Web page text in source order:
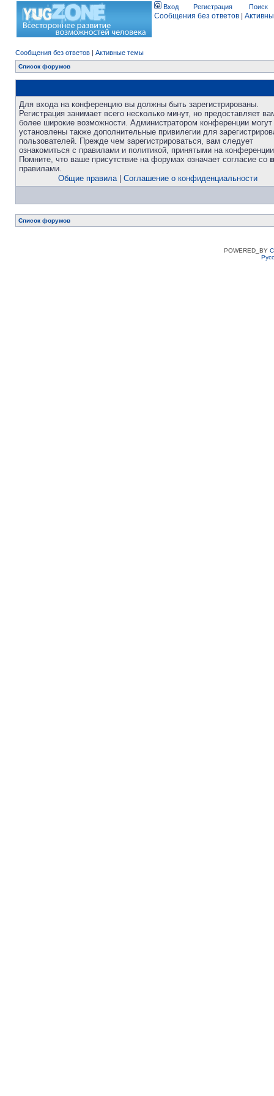
Вход Регистрация Поиск
Сообщения без ответов
Сообщения без ответов | Активные темы
Список форумов
Для входа на конференцию вы должны быть зарегистрированы.
Регистрация занимает всего несколько минут, но предоставляет
более широкие возможности. Администратором конференции
установлены также дополнительные привилегии для
пользователей. Прежде чем зарегистрироваться, вам следует
ознакомиться с правилами и политикой, принятыми на
Помните, что ваше присутствие на форумах означает согласие со
правилами.
Общие правила| Соглашение о конфиденциальности
Список форумов
POWERED_BY